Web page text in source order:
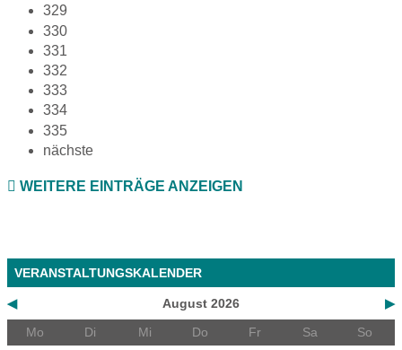
329
330
331
332
333
334
335
nächste
WEITERE EINTRÄGE ANZEIGEN
VERANSTALTUNGSKALENDER
◀ ▶
August 2026
Mo
Di Mi Do Fr Sa So